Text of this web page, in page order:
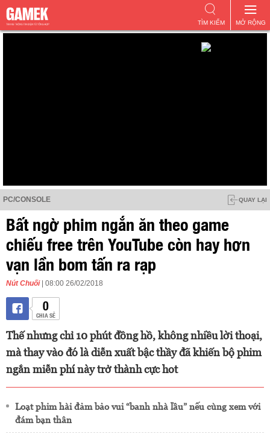
MỞ RỘNG
TÌM KIẾM
PC/CONSOLE QUAY LẠI
Bất ngờ phim ngắn ăn theo game
chiếu free trên YouTube còn hay hơn
vạn lần bom tấn ra rạp
Nút Chuối | 08:00 26/02/2018
0
CHIA SẺ
Thế nhưng chỉ 10 phút đồng hồ, không nhiều lời thoại,
mà thay vào đó là diễn xuất bậc thầy đã khiến bộ phim
ngắn miễn phí này trở thành cực hot
Loạt phim hài đảm bảo vui “banh nhà lầu” nếu cùng xem với
đám bạn thân